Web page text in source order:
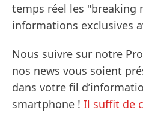
temps réel les "breaking
informations exclusives
Nous suivre sur notre
nos news vous soient
dans votre fil
smartphone ! Il suffit de